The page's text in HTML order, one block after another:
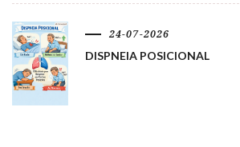
24-07-2026
DISPNEIA POSICIONAL